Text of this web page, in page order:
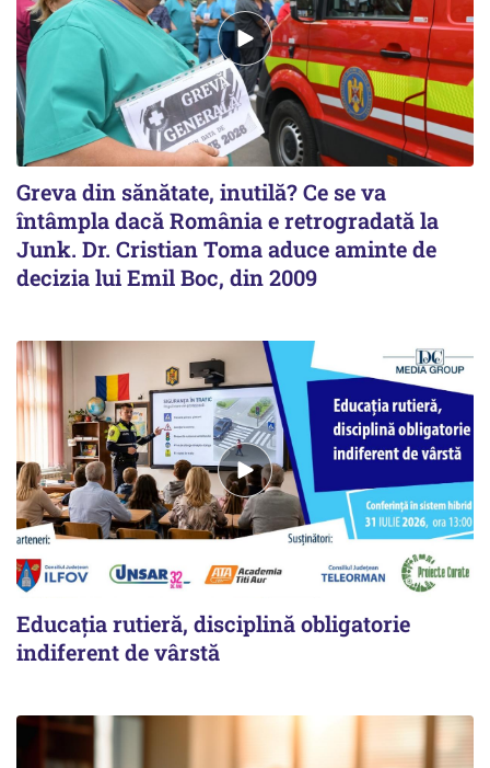
Greva din sănătate, inutilă? Ce se va
întâmpla dacă România e retrogradată la
Junk. Dr. Cristian Toma aduce aminte de
decizia lui Emil Boc, din 2009
Educația rutieră, disciplină obligatorie
indiferent de vârstă